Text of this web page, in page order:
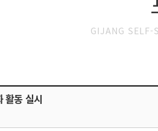
GIJANG SELF-
활동 실시